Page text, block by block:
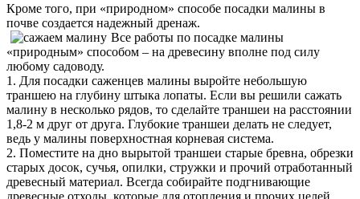
Кроме того, при «природном» способе посадки малины в
почве создается надежный дренаж.
Все работы по посадке малины
«природным» способом – на древесину вполне под силу
любому садоводу.
1. Для посадки саженцев малины выройте небольшую
траншею на глубину штыка лопаты. Если вы решили сажать
малину в несколько рядов, то сделайте траншеи на расстоянии
1,8-2 м друг от друга. Глубокие траншеи делать не следует,
ведь у малины поверхностная корневая система.
2. Поместите на дно вырытой траншеи старые бревна, обрезки
старых досок, сучья, опилки, стружки и прочий отработанный
древесный материал. Всегда собирайте подгнивающие
древесные отходы, которые для отопления и прочих целей